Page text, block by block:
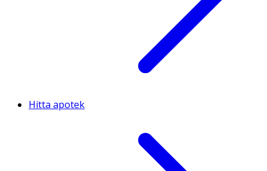
Hitta apotek